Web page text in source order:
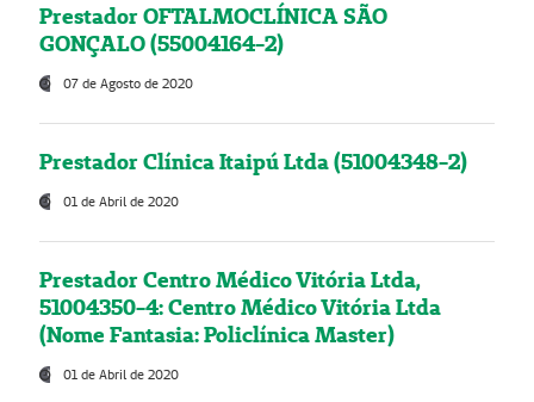
Prestador OFTALMOCLÍNICA SÃO
GONÇALO (55004164-2)
07 de Agosto de 2020
Prestador Clínica Itaipú Ltda (51004348-2)
01 de Abril de 2020
Prestador Centro Médico Vitória Ltda,
51004350-4: Centro Médico Vitória Ltda
(Nome Fantasia: Policlínica Master)
01 de Abril de 2020